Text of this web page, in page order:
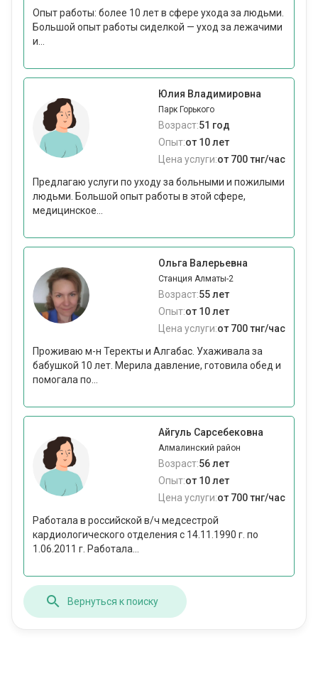
Опыт работы: более 10 лет в сфере ухода за людьми.
Большой опыт работы сиделкой — уход за лежачими
и...
Юлия Владимировна
Парк Горького
Возраст:51 год
Опыт:от 10 лет
Цена услуги:от 700 тнг/час
Предлагаю услуги по уходу за больными и пожилыми
людьми. Большой опыт работы в этой сфере,
медицинское...
Ольга Валерьевна
Станция Алматы-2
Возраст:55 лет
Опыт:от 10 лет
Цена услуги:от 700 тнг/час
Проживаю м-н Теректы и Алгабас. Ухаживала за
бабушкой 10 лет. Мерила давление, готовила обед и
помогала по...
Айгуль Сарсебековна
Алмалинский район
Возраст:56 лет
Опыт:от 10 лет
Цена услуги:от 700 тнг/час
Работала в российской в/ч медсестрой
кардиологического отделения с 14.11.1990 г. по
1.06.2011 г. Работала...
Вернуться к поиску